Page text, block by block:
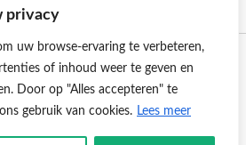
privacy
uw browse-ervaring te verbeteren,
of inhoud weer te geven en
Door op "Alles accepteren" te
gebruik van cookies. Lees meer